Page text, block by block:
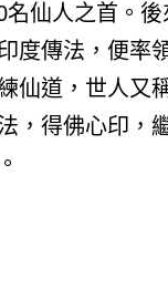
名仙人之首。
度傳法，便率
仙道，世人又
，得佛心印，